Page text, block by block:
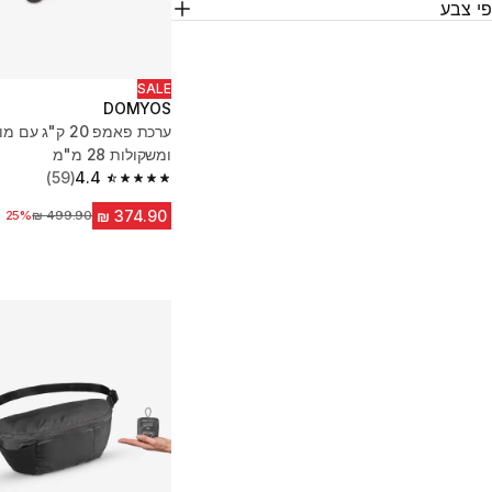
צבע
SALE
DOMYOS
ומשקולות 28 מ"מ
4.4
4.4 out of 5 stars from 59 reviews
(59)
מחיר לפני הנחה
25%